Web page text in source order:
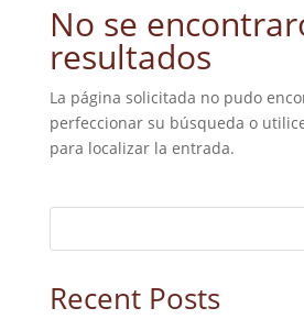
No se
resultados
La página solicitada no pudo
perfeccionar su búsqueda o
para localizar la entrada.
Recent Posts